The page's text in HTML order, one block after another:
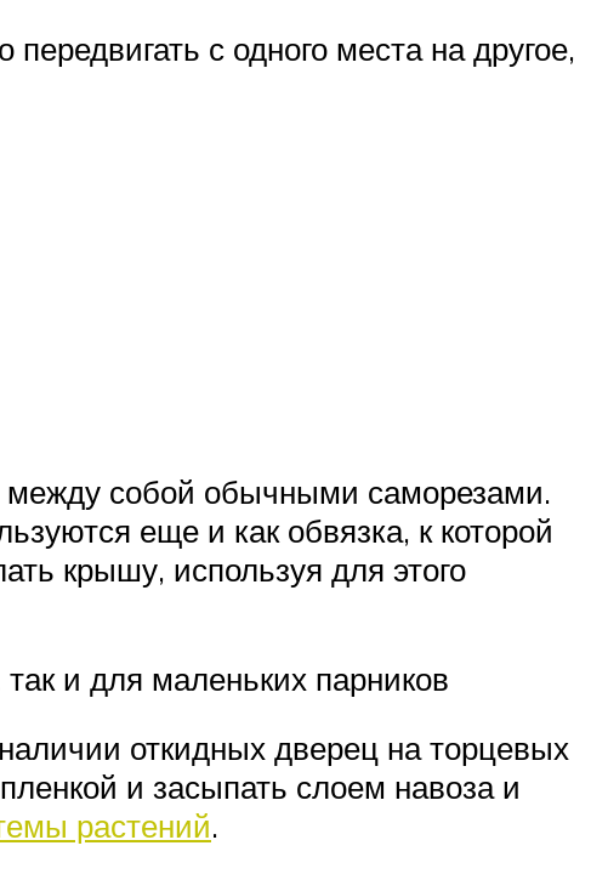
с одного места на другое,
между собой обычными саморезами.
еще и как обвязка, к которой
крышу, используя для этого
и для маленьких парников
откидных дверец на торцевых
и засыпать слоем навоза и
растений.